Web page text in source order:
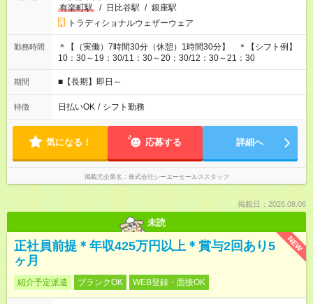
有楽町駅
/ 日比谷駅 / 銀座駅
トラディショナルウェザーウェア
勤務時間
＊【（実働）7時間30分（休憩）1時間30分】 ＊【シフト例】
10：30～19：30/11：30～20：30/12：30～21：30
期間 ■【長期】即日～
特徴 日払いOK / シフト勤務
気になる！ 応募する 詳細へ
掲載元企業名 株式会社シーエーセールススタッフ
掲載日：2026.08.06
未読
NEW
正社員前提＊年収425万円以上＊賞与2回あり5
ヶ月
紹介予定派遣 ブランクOK WEB登録・面接OK